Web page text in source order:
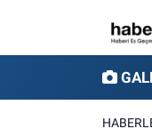
Eskişehir
Eskişehir Hava